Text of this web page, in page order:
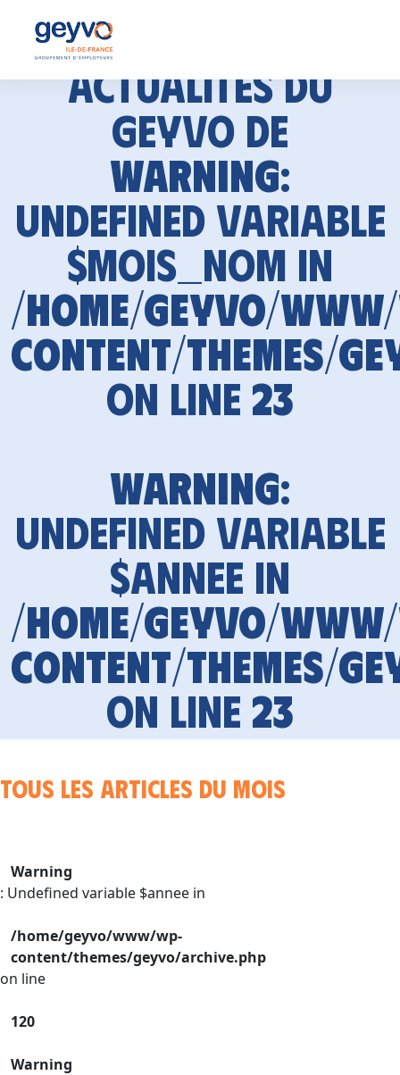
Actualités du
GEYVO de
Warning:
Undefined variable
$mois_nom in
/home/geyvo/
content/themes/
on line 23
Warning:
Undefined variable
$annee in
/home/geyvo/
content/themes/
on line 23
Tous les articles du mois
Warning
: Undefined variable $annee in
/home/geyvo/www/wp-
content/themes/geyvo/archive.php
on line
120
Warning